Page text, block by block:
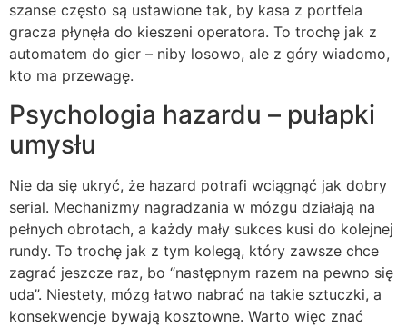
szanse często są ustawione tak, by kasa z portfela
gracza płynęła do kieszeni operatora. To trochę jak z
automatem do gier – niby losowo, ale z góry wiadomo,
kto ma przewagę.
Psychologia hazardu – pułapki
umysłu
Nie da się ukryć, że hazard potrafi wciągnąć jak dobry
serial. Mechanizmy nagradzania w mózgu działają na
pełnych obrotach, a każdy mały sukces kusi do kolejnej
rundy. To trochę jak z tym kolegą, który zawsze chce
zagrać jeszcze raz, bo “następnym razem na pewno się
uda”. Niestety, mózg łatwo nabrać na takie sztuczki, a
konsekwencje bywają kosztowne. Warto więc znać